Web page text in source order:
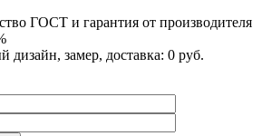
ГОСТ и гарантия от производителя
дизайн, замер, доставка: 0 руб.